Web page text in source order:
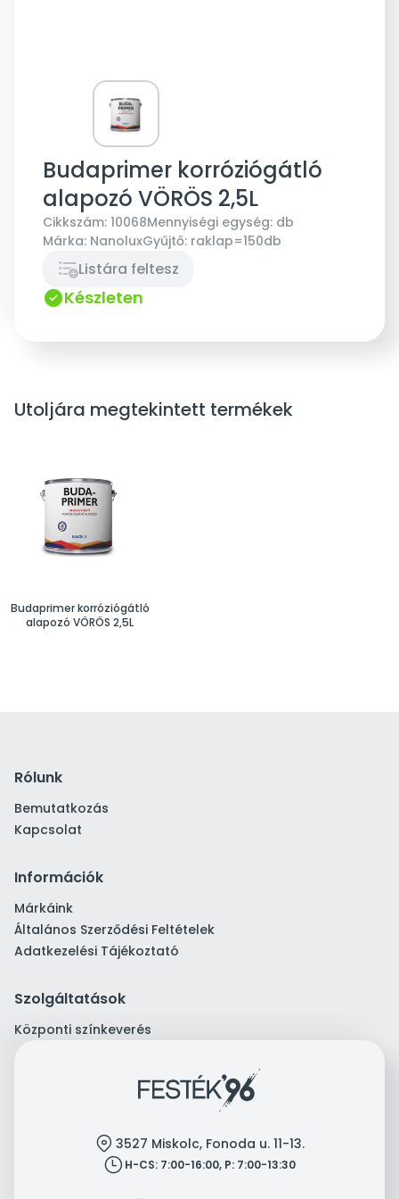
Budaprimer korróziógátló
alapozó VÖRÖS 2,5L
Cikkszám: 10068Mennyiségi egység: db
Márka: NanoluxGyűjtő: raklap=150db
Listára feltesz
Készleten
Utoljára megtekintett termékek
Budaprimer korróziógátló
alapozó VÖRÖS 2,5L
Rólunk
Bemutatkozás
Kapcsolat
Információk
Márkáink
Általános Szerződési Feltételek
Adatkezelési Tájékoztató
Szolgáltatások
Központi színkeverés
location 3527 Miskolc, Fonoda u. 11-13.
clock H-CS: 7:00-16:00, P: 7:00-13:30